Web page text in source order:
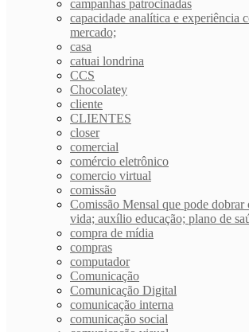
campanhas patrocinadas
capacidade analítica e experiência
mercado;
casa
catuai londrina
CCS
Chocolatey
cliente
CLIENTES
closer
comercial
comércio eletrônico
comercio virtual
comissão
Comissão Mensal que pode dobrar
vida; auxílio educação; plano de
compra de mídia
compras
computador
Comunicação
Comunicação Digital
comunicação interna
comunicação social